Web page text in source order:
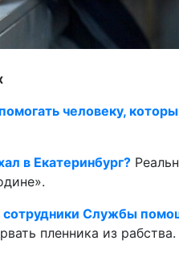
человеку,
в Екатеринбург?
сотрудники Службы
пленника из рабства.